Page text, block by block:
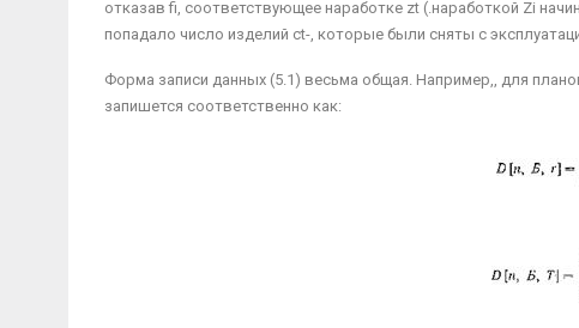
отказав fi, соответствующее наработке zt (.наработкой Zi
попадало число изделий ct-, которые были сняты с
Форма записи данных (5.1) весьма общая. Например,, для
запишется соответственно как: